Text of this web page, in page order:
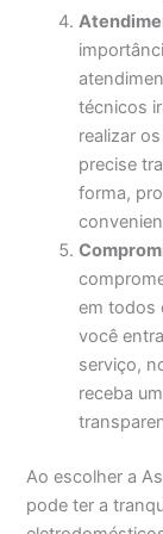
técnicos
realizar
precise
forma,
em todos
você
serviço,
receba
Ao escolher a
pode ter a